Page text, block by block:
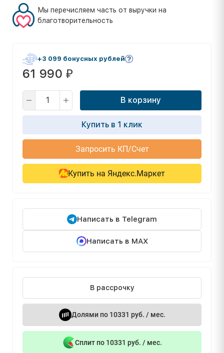
Мы перечисляем часть от выручки на
благотворительность
+3 099 бонусных рублей
61 990 ₽
В корзину
Купить в 1 клик
Запросить КП/Счет
Купить на Яндекс.Маркет
Написать в Telegram
Написать в MAX
В рассрочку
Долями по 10331 руб. / мес.
Сплит по 10331 руб. / мес.